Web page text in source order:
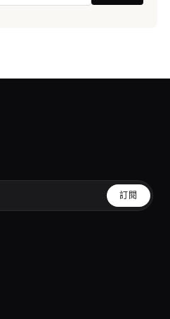
訂閱